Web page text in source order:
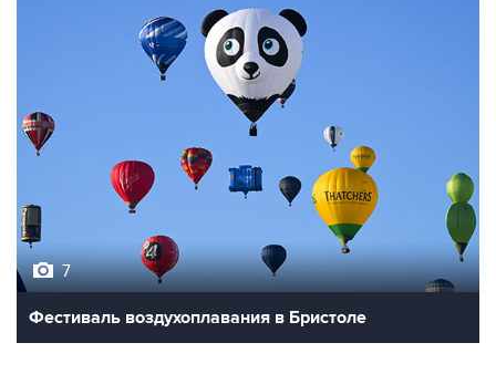
7
Фестиваль воздухоплавания в Бристоле